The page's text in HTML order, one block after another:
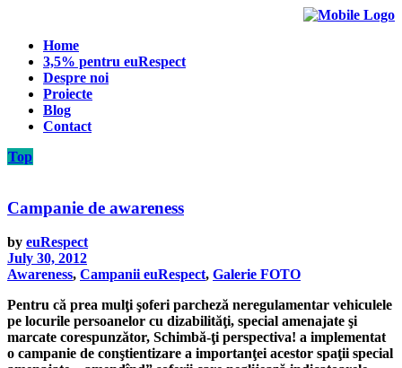
Home
3,5% pentru euRespect
Despre noi
Proiecte
Blog
Contact
Top
Campanie de awareness
by euRespect
July 30, 2012
Awareness, Campanii euRespect, Galerie FOTO
Pentru că prea mulţi şoferi parcheză neregulamentar vehiculele
pe locurile persoanelor cu dizabilităţi, special amenajate şi
marcate corespunzător, Schimbă-ţi perspectiva! a implementat
o campanie de conştientizare a importanţei acestor spaţii special